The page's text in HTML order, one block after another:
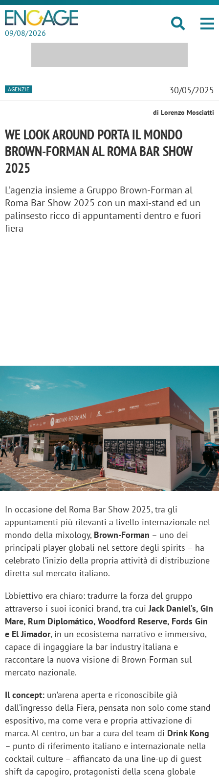
09/08/2026
AGENZIE 30/05/2025
di Lorenzo Mosciatti
WE LOOK AROUND PORTA IL MONDO
BROWN-FORMAN AL ROMA BAR SHOW
2025
L’agenzia insieme a Gruppo Brown-Forman al
Roma Bar Show 2025 con un maxi-stand ed un
palinsesto ricco di appuntamenti dentro e fuori
fiera
In occasione del Roma Bar Show 2025, tra gli
appuntamenti più rilevanti a livello internazionale nel
mondo della mixology, Brown-Forman – uno dei
principali player globali nel settore degli spirits – ha
celebrato l’inizio della propria attività di distribuzione
diretta sul mercato italiano.
L’obiettivo era chiaro: tradurre la forza del gruppo
attraverso i suoi iconici brand, tra cuiJack Daniel’s, Gin
Mare, Rum Diplomático, Woodford Reserve, Fords Gin
e El Jimador, in un ecosistema narrativo e immersivo,
capace di ingaggiare la bar industry italiana e
raccontare la nuova visione di Brown-Forman sul
mercato nazionale.
Il concept: un’arena aperta e riconoscibile già
dall’ingresso della Fiera, pensata non solo come stand
espositivo, ma come vera e propria attivazione di
marca. Al centro, un bar a cura del team di Drink Kong
– punto di riferimento italiano e internazionale nella
cocktail culture – affiancato da una line-up di guest
shift da capogiro, protagonisti della scena globale